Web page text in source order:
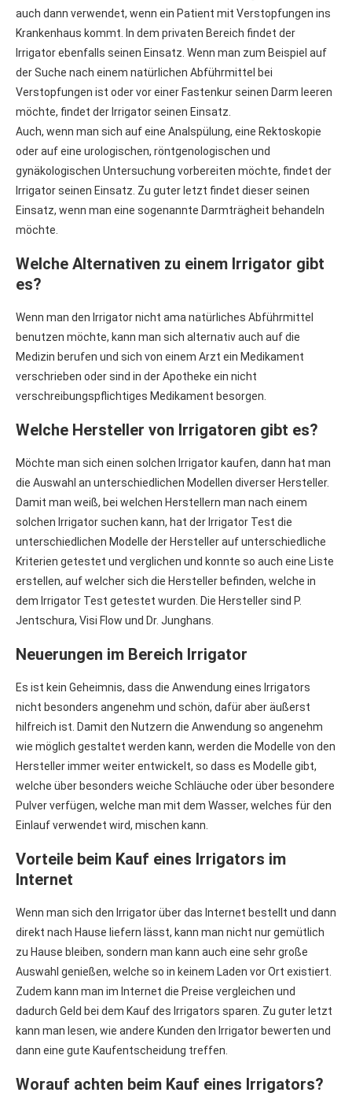
auch dann verwendet, wenn ein Patient mit Verstopfungen ins
Krankenhaus kommt. In dem privaten Bereich findet der
Irrigator ebenfalls seinen Einsatz. Wenn man zum Beispiel auf
der Suche nach einem natürlichen Abführmittel bei
Verstopfungen ist oder vor einer Fastenkur seinen Darm leeren
möchte, findet der Irrigator seinen Einsatz.
Auch, wenn man sich auf eine Analspülung, eine Rektoskopie
oder auf eine urologischen, röntgenologischen und
gynäkologischen Untersuchung vorbereiten möchte, findet der
Irrigator seinen Einsatz. Zu guter letzt findet dieser seinen
Einsatz, wenn man eine sogenannte Darmträgheit behandeln
möchte.
Welche Alternativen zu einem Irrigator gibt
es?
Wenn man den Irrigator nicht ama natürliches Abführmittel
benutzen möchte, kann man sich alternativ auch auf die
Medizin berufen und sich von einem Arzt ein Medikament
verschrieben oder sind in der Apotheke ein nicht
verschreibungspflichtiges Medikament besorgen.
Welche Hersteller von Irrigatoren gibt es?
Möchte man sich einen solchen Irrigator kaufen, dann hat man
die Auswahl an unterschiedlichen Modellen diverser Hersteller.
Damit man weiß, bei welchen Herstellern man nach einem
solchen Irrigator suchen kann, hat der Irrigator Test die
unterschiedlichen Modelle der Hersteller auf unterschiedliche
Kriterien getestet und verglichen und konnte so auch eine Liste
erstellen, auf welcher sich die Hersteller befinden, welche in
dem Irrigator Test getestet wurden. Die Hersteller sind P.
Jentschura, Visi Flow und Dr. Junghans.
Neuerungen im Bereich Irrigator
Es ist kein Geheimnis, dass die Anwendung eines Irrigators
nicht besonders angenehm und schön, dafür aber äußerst
hilfreich ist. Damit den Nutzern die Anwendung so angenehm
wie möglich gestaltet werden kann, werden die Modelle von den
Hersteller immer weiter entwickelt, so dass es Modelle gibt,
welche über besonders weiche Schläuche oder über besondere
Pulver verfügen, welche man mit dem Wasser, welches für den
Einlauf verwendet wird, mischen kann.
Vorteile beim Kauf eines Irrigators im
Internet
Wenn man sich den Irrigator über das Internet bestellt und dann
direkt nach Hause liefern lässt, kann man nicht nur gemütlich
zu Hause bleiben, sondern man kann auch eine sehr große
Auswahl genießen, welche so in keinem Laden vor Ort existiert.
Zudem kann man im Internet die Preise vergleichen und
dadurch Geld bei dem Kauf des Irrigators sparen. Zu guter letzt
kann man lesen, wie andere Kunden den Irrigator bewerten und
dann eine gute Kaufentscheidung treffen.
Worauf achten beim Kauf eines Irrigators?